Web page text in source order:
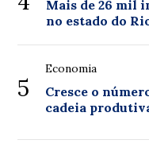
Mais de 26 mil
no estado do
5
Economia
Cresce o
cadeia